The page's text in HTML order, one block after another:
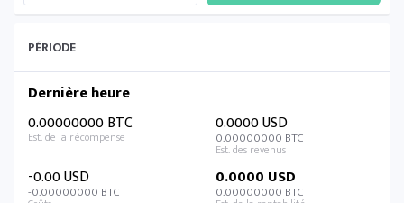
PÉRIODE
Dernière heure
0.00000000 BTC
0.0000 USD
0.00000000 BTC
-0.00 USD
-0.00000000 BTC
0.0000 USD
0.00000000 BTC